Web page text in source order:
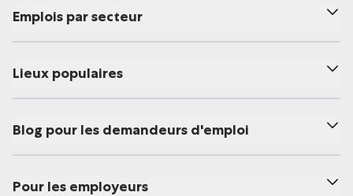
Emplois par secteur
Lieux populaires
Blog pour les demandeurs d'emploi
Pour les employeurs